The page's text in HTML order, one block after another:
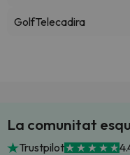
GolfTelecadira
La comunitat
Trustpilot